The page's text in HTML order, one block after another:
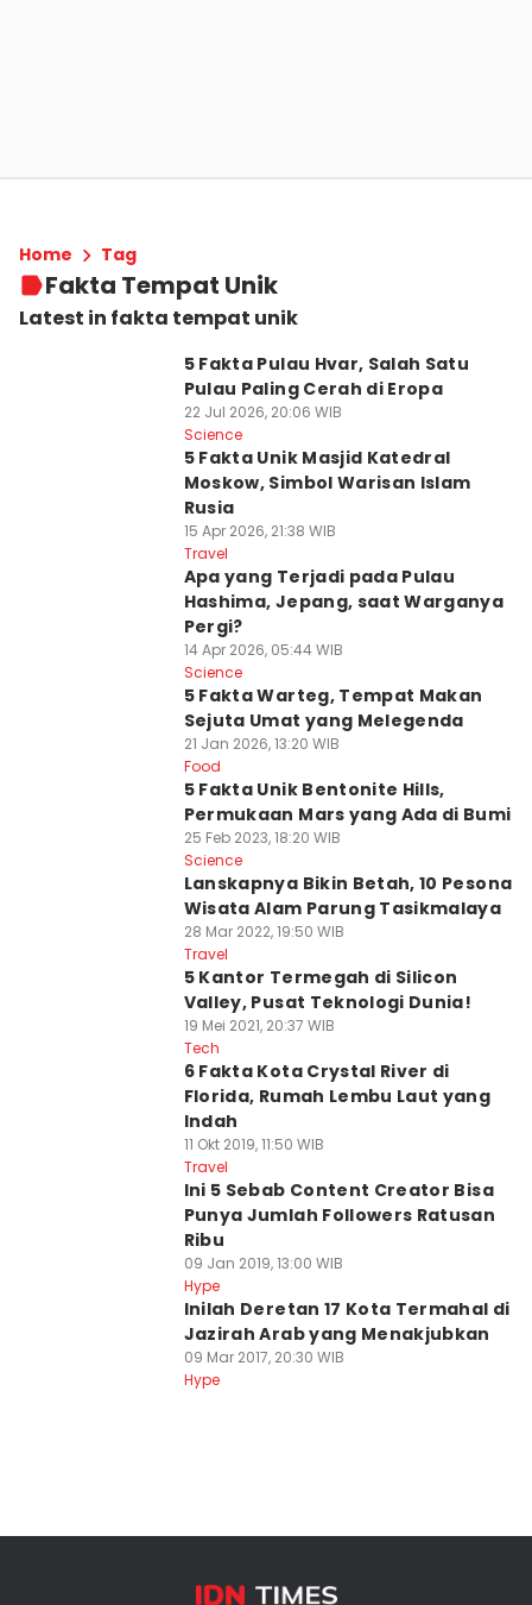
Home Tag
Fakta Tempat Unik
Latest in fakta tempat unik
5 Fakta Pulau Hvar, Salah Satu
Pulau Paling Cerah di Eropa
22 Jul 2026, 20:06 WIB
Science
5 Fakta Unik Masjid Katedral
Moskow, Simbol Warisan Islam
Rusia
15 Apr 2026, 21:38 WIB
Travel
Apa yang Terjadi pada Pulau
Hashima, Jepang, saat Warganya
Pergi?
14 Apr 2026, 05:44 WIB
Science
5 Fakta Warteg, Tempat Makan
Sejuta Umat yang Melegenda
21 Jan 2026, 13:20 WIB
Food
5 Fakta Unik Bentonite Hills,
Permukaan Mars yang Ada di Bumi
25 Feb 2023, 18:20 WIB
Science
Lanskapnya Bikin Betah, 10 Pesona
Wisata Alam Parung Tasikmalaya
28 Mar 2022, 19:50 WIB
Travel
5 Kantor Termegah di Silicon
Valley, Pusat Teknologi Dunia!
19 Mei 2021, 20:37 WIB
Tech
6 Fakta Kota Crystal River di
Florida, Rumah Lembu Laut yang
Indah
11 Okt 2019, 11:50 WIB
Travel
Ini 5 Sebab Content Creator Bisa
Punya Jumlah Followers Ratusan
Ribu
09 Jan 2019, 13:00 WIB
Hype
Inilah Deretan 17 Kota Termahal di
Jazirah Arab yang Menakjubkan
09 Mar 2017, 20:30 WIB
Hype